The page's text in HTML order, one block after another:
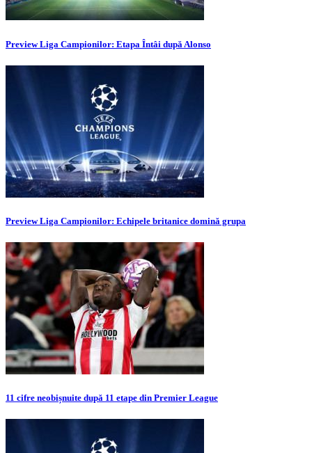
Preview Liga Campionilor: Etapa Întâi după Alonso
Preview Liga Campionilor: Echipele britanice domină grupa
11 cifre neobișnuite după 11 etape din Premier League